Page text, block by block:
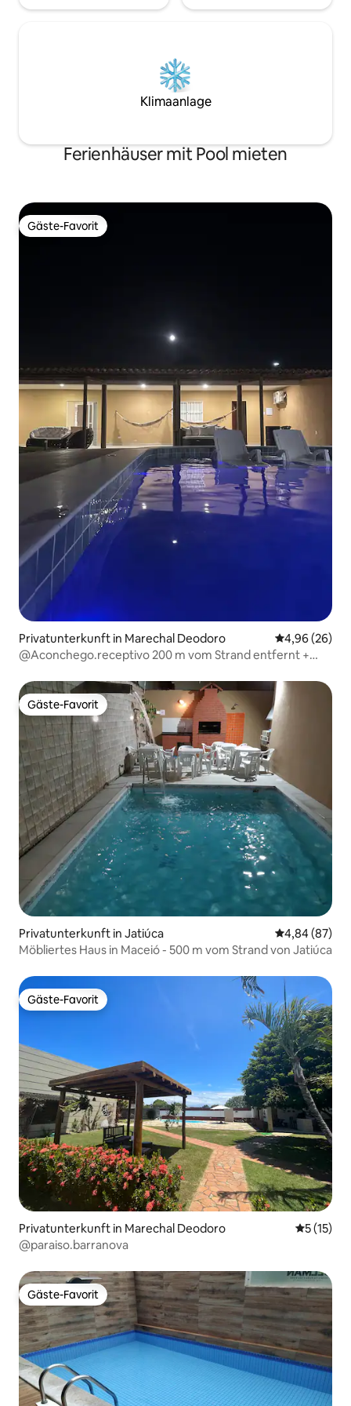
Klimaanlage
Ferienhäuser mit Pool mieten
Gäste-Favorit
Gäste-Favorit
Privatunterkunft in Marechal Deodoro
4,96 (26)
@Aconchego.receptivo 200 m vom Strand entfernt +
Gäste-Favorit
Gäste-Favorit
Privatunterkunft in Jatiúca
4,84 (87)
Möbliertes Haus in Maceió - 500 m vom Strand von Jatiúca
Gäste-Favorit
Gäste-Favorit
Privatunterkunft in Marechal Deodoro
5 (15)
@paraiso.barranova
Gäste-Favorit
Gäste-Favorit